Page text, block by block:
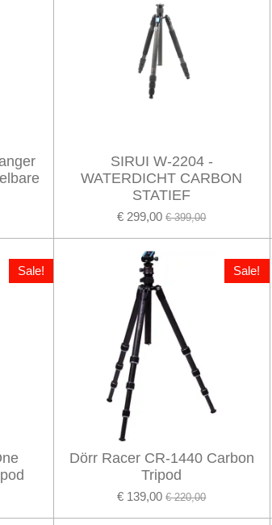
SIRUI W-2204 -
WATERDICHT CARBON
STATIEF
€ 299,00 € 399,00
Sale! Sale!
Dörr Racer CR-1440 Carbon
Tripod
€ 139,00 € 220,00